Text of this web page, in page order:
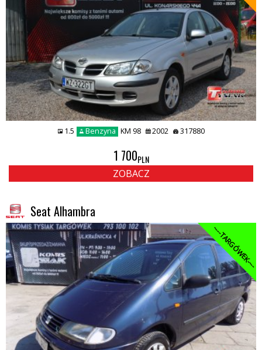
1.5 Benzyna KM 98 2002 317880
1 700PLN
ZOBACZ
Seat Alhambra
----TARGÓWEK----